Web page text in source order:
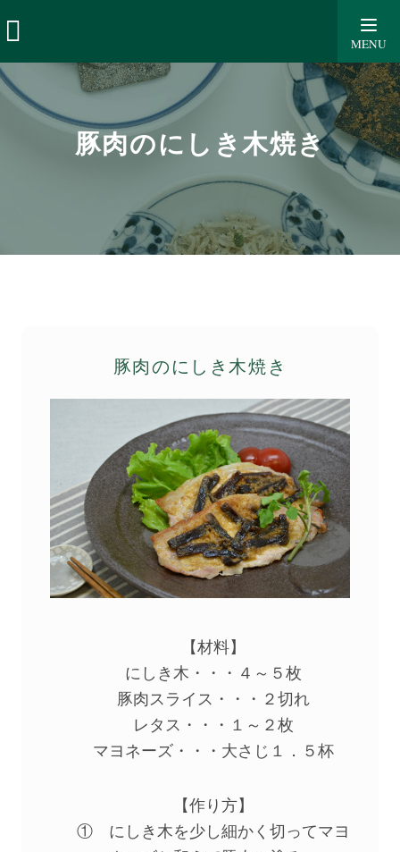
MENU
豚肉のにしき木焼き
豚肉のにしき木焼き
【材料】
にしき木・・・４～５枚
豚肉スライス・・・２切れ
レタス・・・１～２枚
マヨネーズ・・・大さじ１．５杯
【作り方】
① にしき木を少し細かく切ってマヨ